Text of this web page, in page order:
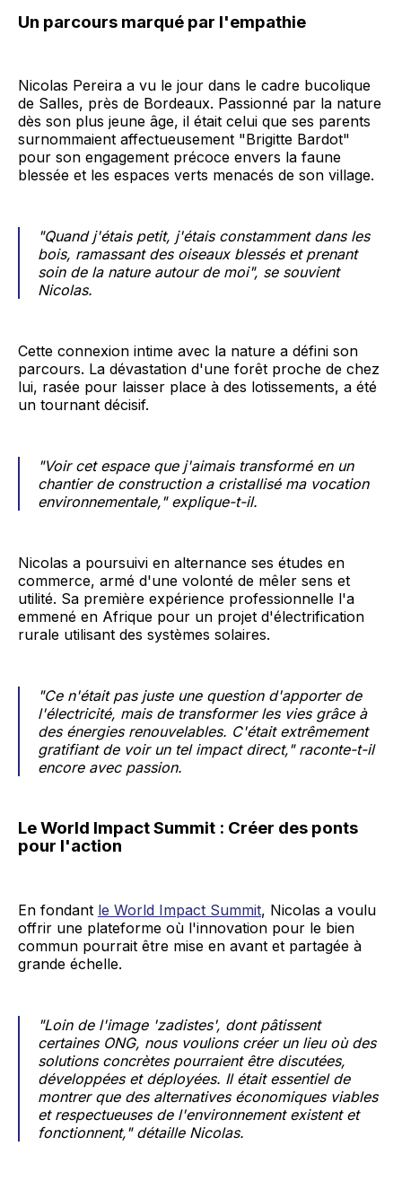
Un parcours marqué par l'empathie
Nicolas Pereira a vu le jour dans le cadre bucolique
de Salles, près de Bordeaux. Passionné par la nature
dès son plus jeune âge, il était celui que ses parents
surnommaient affectueusement "Brigitte Bardot"
pour son engagement précoce envers la faune
blessée et les espaces verts menacés de son village.
"Quand j'étais petit, j'étais constamment dans les
bois, ramassant des oiseaux blessés et prenant
soin de la nature autour de moi", se souvient
Nicolas.
Cette connexion intime avec la nature a défini son
parcours. La dévastation d'une forêt proche de chez
lui, rasée pour laisser place à des lotissements, a été
un tournant décisif.
"Voir cet espace que j'aimais transformé en un
chantier de construction a cristallisé ma vocation
environnementale," explique-t-il.
Nicolas a poursuivi en alternance ses études en
commerce, armé d'une volonté de mêler sens et
utilité. Sa première expérience professionnelle l'a
emmené en Afrique pour un projet d'électrification
rurale utilisant des systèmes solaires.
"Ce n'était pas juste une question d'apporter de
l'électricité, mais de transformer les vies grâce à
des énergies renouvelables. C'était extrêmement
gratifiant de voir un tel impact direct," raconte-t-il
encore avec passion.
Le World Impact Summit : Créer des ponts
pour l'action
En fondant le World Impact Summit, Nicolas a voulu
offrir une plateforme où l'innovation pour le bien
commun pourrait être mise en avant et partagée à
grande échelle.
"Loin de l'image 'zadistes', dont pâtissent
certaines ONG, nous voulions créer un lieu où des
solutions concrètes pourraient être discutées,
développées et déployées. Il était essentiel de
montrer que des alternatives économiques viables
et respectueuses de l'environnement existent et
fonctionnent," détaille Nicolas.